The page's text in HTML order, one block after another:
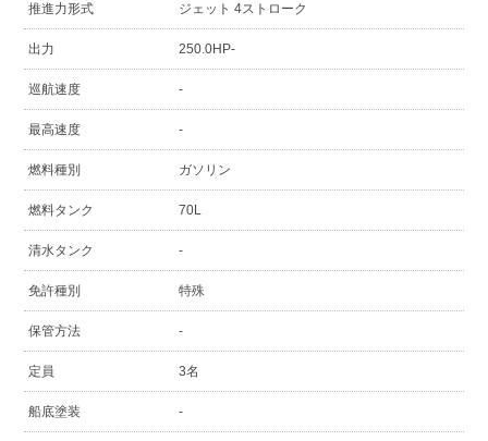
推進力形式 ジェット 4ストローク
出力 250.0HP-
巡航速度 -
最高速度 -
燃料種別 ガソリン
燃料タンク 70L
清水タンク -
免許種別 特殊
保管方法 -
定員 3名
船底塗装 -